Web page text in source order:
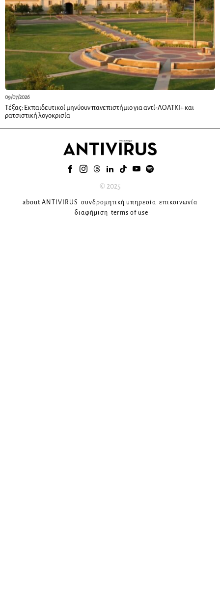
09/07/2026
Τέξας: Εκπαιδευτικοί μηνύουν πανεπιστήμιο για αντί-ΛΟΑΤΚΙ+ και
ρατσιστική λογοκρισία
© 2025
about ANTIVIRUS συνδρομητική υπηρεσία επικοινωνία
διαφήμιση terms of use